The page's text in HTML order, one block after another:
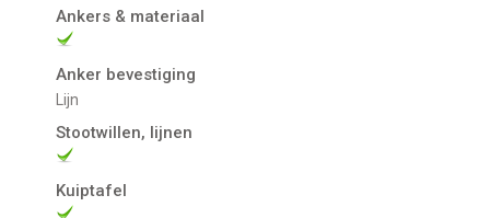
Ankers & materiaal
Anker bevestiging
Lijn
Stootwillen, lijnen
Kuiptafel